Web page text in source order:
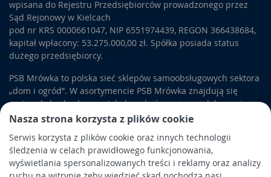
Nasza strona korzysta z plików cookie
Serwis korzysta z plików cookie oraz innych technologii
śledzenia w celach prawidłowego funkcjonowania,
wyświetlania spersonalizowanych treści i reklamy oraz analizy
Pozwala to dopasowaćpanele stalowedo koloru
charakterystycznego dla danej firmy.
Dachowe panele stalowe
Panele stalowe wykorzystywane są także do wykańczania
połaci dachowych. Dzięki wysokiej odporności na szkodliwe
związki chemiczne, wykorzystywane są w obrębie obiektów
przemysłowych. Mogą zastąpićblachodachówkęw niżej
położonych połaciach dachowych, gdzie mogą osadzać się
szkodliwe związki. Poza wytrzymałością,panele stalowe
cechuje także ciekawa estetyka. Minimalizm wzorów i
przetłoczeń oraz uniwersalna kolorystyka sprawiają, że
produkty wykorzystuje się w nowoczesnych obiektach.
wpisana do Rejestru Przedsiębiorców prowadzonego przez
Sąd Rejonowy w Kielcach
pod nr KRS 0000661047, NIP 6551974439, REGON 366438684,
kapitał wpłacony: 53.275.000,00 zł. Spółka posiada status
dużego przedsiębiorcy.
PSB Mrówka to polska sieć sklepów samoobsługowych sektora
„dom i ogród”. W asortymencie PSB Mrówka znajdują się
materiały budowlane, artykuły wykończeniowe i dekoracyjne,
wyposażenie łazienek i kuchni, elektronarzędzia, a także
artykuły związane z ogrodem i otoczeniem domu.
Obowiązek informacyjny
Polityka prywatności